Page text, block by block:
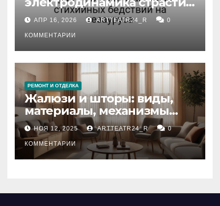
влияние анализа
стихийных бедствий на
тезауруса
АПР 16, 2026 ARTTEATR24_R 0
КОММЕНТАРИИ
РЕМОНТ И ОТДЕЛКА
Жалюзи и шторы: виды,
материалы, механизмы
управления и уход
НОЯ 12, 2025 ARTTEATR24_R 0
КОММЕНТАРИИ